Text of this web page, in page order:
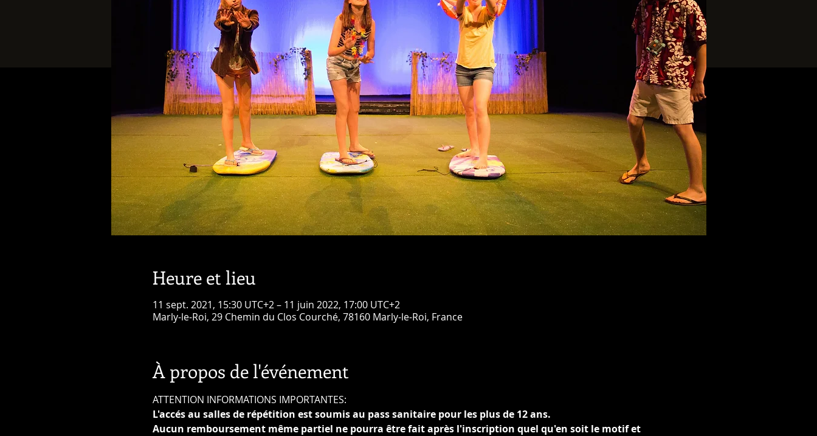
Heure et lieu
11 sept. 2021, 15:30 UTC+2 – 11 juin 2022, 17:00 UTC+2
Marly-le-Roi, 29 Chemin du Clos Courché, 78160 Marly-le-Roi, France
À propos de l'événement
ATTENTION INFORMATIONS IMPORTANTES:
L'accés au salles de répétition est soumis au pass sanitaire pour les plus de 12 ans.
Aucun remboursement même partiel ne pourra être fait après l'inscription quel qu'en soit le motif et